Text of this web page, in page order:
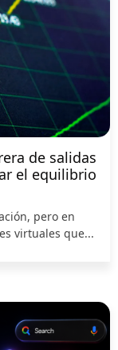
de salidas
el equilibrio
pero en
virtuales que...